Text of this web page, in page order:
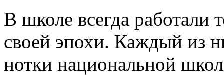
В школе всегда работали
своей эпохи. Каждый из
нотки национальной